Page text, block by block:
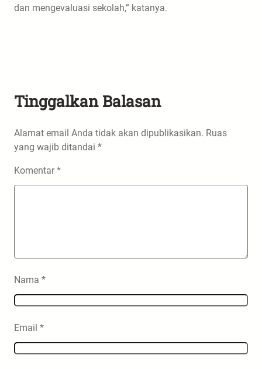
dan mengevaluasi sekolah,” katanya.
Tinggalkan Balasan
Alamat email Anda tidak akan dipublikasikan. Ruas
yang wajib ditandai *
Komentar*
Nama *
Email *